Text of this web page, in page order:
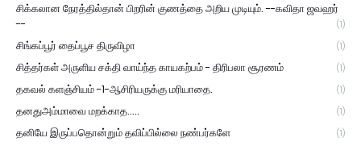
சிக்கலான நேரத்தில்தான் பிறரின் குணத்தை அறிய முடியும். --கவிதா ஜவஹர்
--
(1)
சிங்கப்பூர் தைப்பூச திருவிழா (1)
சித்தர்கள் அருளிய சக்தி வாய்ந்த காயகற்பம் - திரிபலா சூரணம் (1)
தகவல் களஞ்சியம் -1-ஆசிரியருக்கு மரியாதை. (1)
தனதுஅம்மாவை மறக்காத..... (1)
தனியே இருப்பதொன்றும் தவிப்பில்லை நண்பர்களே (1)